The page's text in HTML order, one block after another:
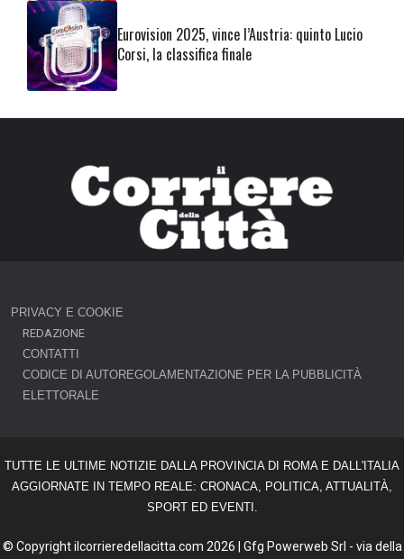
Eurovision 2025, vince l’Austria: quinto Lucio
Corsi, la classifica finale
PRIVACY E COOKIE
REDAZIONE
CONTATTI
CODICE DI AUTOREGOLAMENTAZIONE PER LA PUBBLICITÀ
ELETTORALE
TUTTE LE ULTIME NOTIZIE DALLA PROVINCIA DI ROMA E DALL'ITALIA
AGGIORNATE IN TEMPO REALE: CRONACA, POLITICA, ATTUALITÀ,
SPORT ED EVENTI.
© Copyright ilcorrieredellacitta.com 2026 | Gfg Powerweb Srl - via della